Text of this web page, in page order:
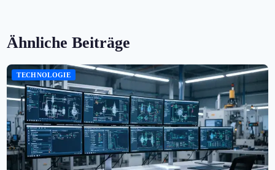
Ähnliche Beiträge
TECHNOLOGIE